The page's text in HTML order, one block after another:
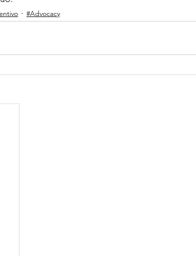
#Advocacy